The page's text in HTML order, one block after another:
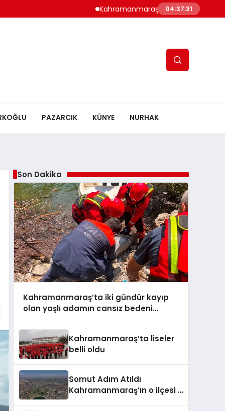
Kahramanmaraş’ın Doğa Hazinesi Artık
04:37:33
PAZARCIK KÜNYE NURHAK
Son Dakika
Kahramanmaraş’ta iki gündür kayıp
olan yaşlı adamın cansız bedeni
Kahramanmaraş’ta liseler
belli oldu
Somut Adım Atıldı
Kahramanmaraş’ın o ilçesi il